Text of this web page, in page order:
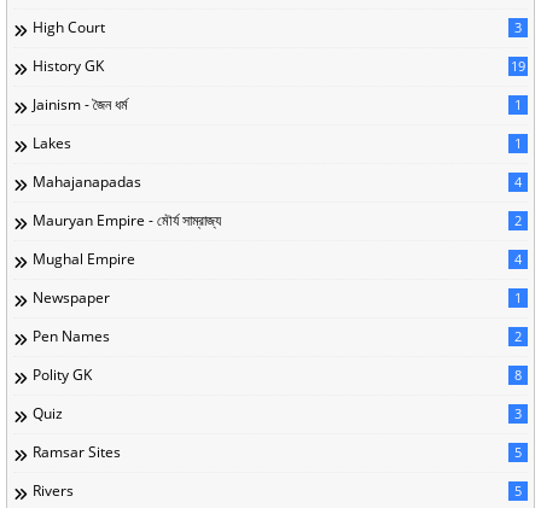
High Court 3
History GK 19
Jainism - জৈন ধর্ম 1
Lakes 1
Mahajanapadas 4
Mauryan Empire - মৌর্য সাম্রাজ্য 2
Mughal Empire 4
Newspaper 1
Pen Names 2
Polity GK 8
Quiz 3
Ramsar Sites 5
Rivers 5